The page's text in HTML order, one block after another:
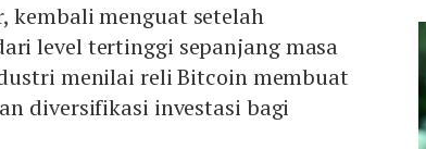
kembali menguat setelah
level tertinggi sepanjang masa
menilai reli Bitcoin membuat
diversifikasi investasi bagi